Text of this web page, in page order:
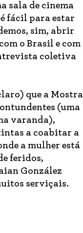
sala de cinema
fácil para estar
sim, abrir
o Brasil e com
coletiva
que a Mostra
(uma
varanda),
a coabitar a
a mulher está
feridos,
González
serviçais.